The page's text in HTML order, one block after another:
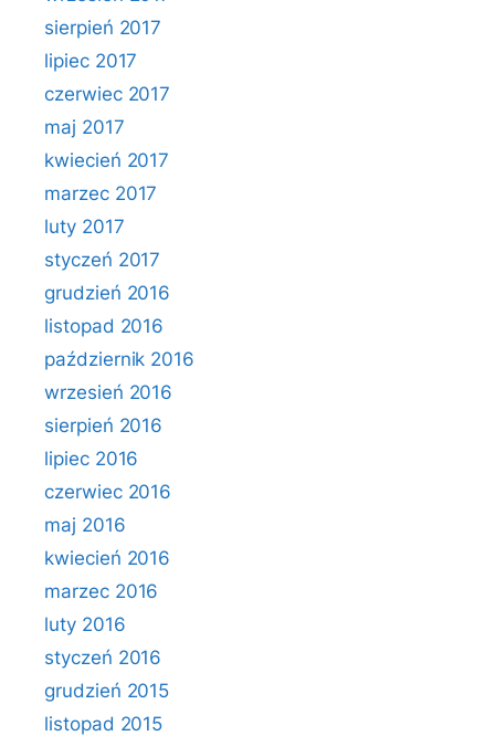
sierpień 2017
lipiec 2017
czerwiec 2017
maj 2017
kwiecień 2017
marzec 2017
luty 2017
styczeń 2017
grudzień 2016
listopad 2016
październik 2016
wrzesień 2016
sierpień 2016
lipiec 2016
czerwiec 2016
maj 2016
kwiecień 2016
marzec 2016
luty 2016
styczeń 2016
grudzień 2015
listopad 2015